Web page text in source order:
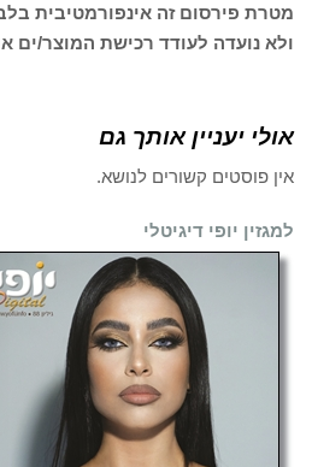
מטרת פירסום זה אינפורמטיבית
ולא נועדה לעודד רכישת המוצר/ים
אולי יעניין אותך גם
אין פוסטים קשורים לנושא.
למגזין יופי דיגיטלי